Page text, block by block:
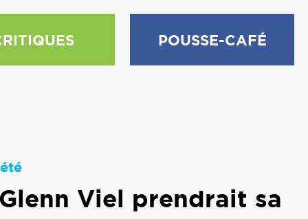
POUSSE-CAFÉ
Viel prendrait sa